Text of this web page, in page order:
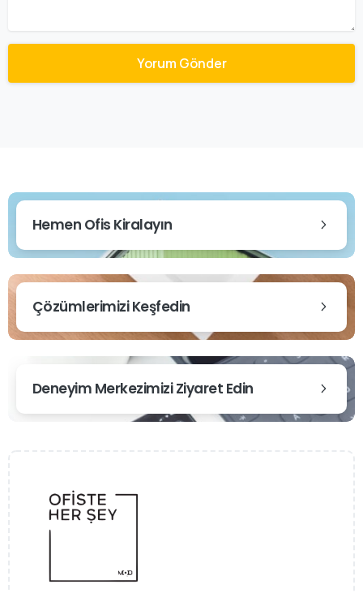
Hemen Ofis Kiralayın
Çözümlerimizi Keşfedin
Deneyim Merkezimizi Ziyaret Edin